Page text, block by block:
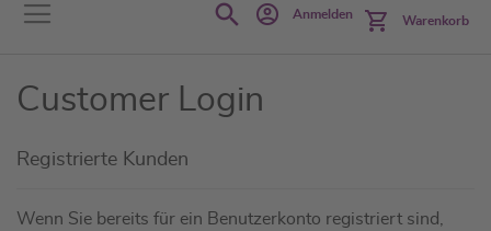
SearchAnmelden Warenkorb
Customer Login
Registrierte Kunden
Wenn Sie bereits für ein Benutzerkonto registriert sind,